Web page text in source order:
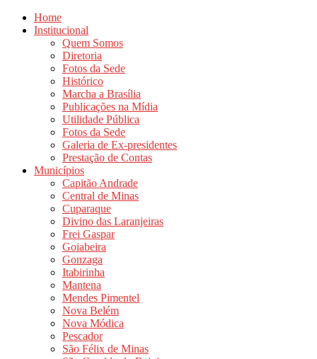
Home
Institucional
Quem Somos
Diretoria
Fotos da Sede
Histórico
Marcha a Brasília
Publicações na Mídia
Utilidade Pública
Fotos da Sede
Galeria de Ex-presidentes
Prestação de Contas
Municípios
Capitão Andrade
Central de Minas
Cuparaque
Divino das Laranjeiras
Frei Gaspar
Goiabeira
Gonzaga
Itabirinha
Mantena
Mendes Pimentel
Nova Belém
Nova Módica
Pescador
São Félix de Minas